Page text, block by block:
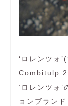
‘ロレンツォ
Combitulp
‘ロレンツォ
ョンブラン